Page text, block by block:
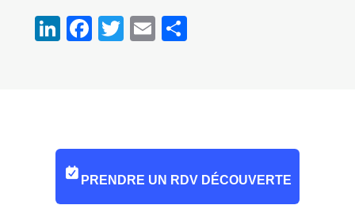
LinkedIn
Facebook
Twitter
Email
PRENDRE UN RDV DÉCOUVERTE